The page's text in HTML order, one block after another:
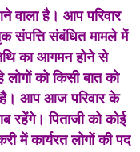
है। आप परिवार
संपत्ति संबंधित मामले में
का आगमन होने से
को किसी बात को
है। आप आज परिवार के
रहेंगे। पिताजी को कोई
में कार्यरत लोगों की पद